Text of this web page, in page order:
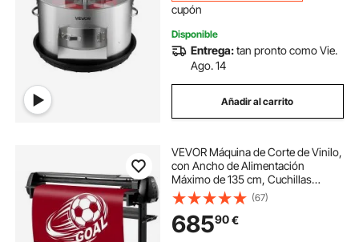
cupón
Disponible
Entrega:tan pronto como Vie.
Ago. 14
Añadir al carrito
VEVOR Máquina de Corte de Vinilo,
con Ancho de Alimentación
Máximo de 135 cm, Cuchillas
Dobles y Pantalla LED, Ajustable,
con Hojas de Pegatinas, Películas
de Transferencia, 1560 x 455 x 1050
mm
(67)
68590€